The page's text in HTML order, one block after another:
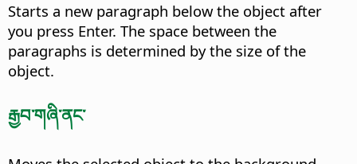
Starts a new paragraph below the object after
you press Enter. The space between the
paragraphs is determined by the size of the
object.
རྒྱབ་གཞི་ནང་